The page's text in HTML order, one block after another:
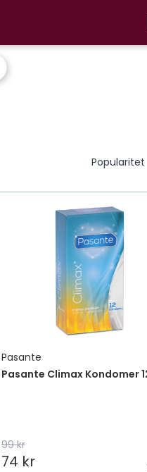
Popularitet
Pasante
Pasante Climax Kondomer
99 kr
74 kr